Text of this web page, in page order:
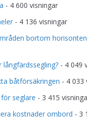
- 4 600 visningar
- 4 136 visningar
bortom horisonten
- 4 049
båtförsäkringen - 4 033
seglare - 3 415
kostnader ombord - 3